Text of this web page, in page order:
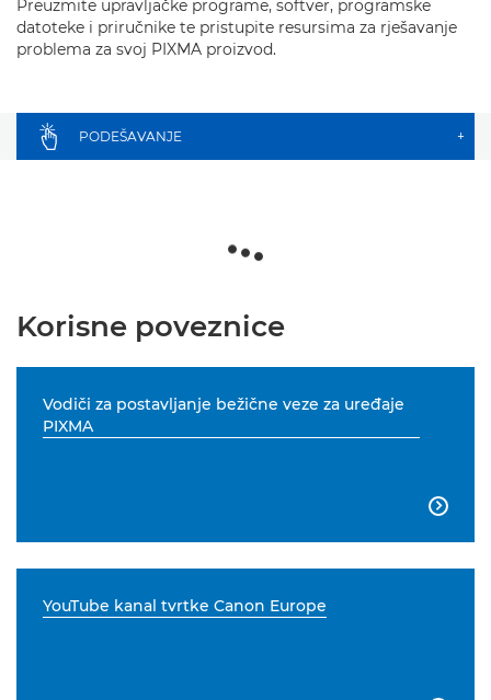
Preuzmite upravljačke programe, softver, programske
datoteke i priručnike te pristupite resursima za rješavanje
problema za svoj PIXMA proizvod.
PODEŠAVANJE +
Korisne poveznice
Vodiči za postavljanje bežične veze za uređaje
PIXMA

YouTube kanal tvrtke Canon Europe